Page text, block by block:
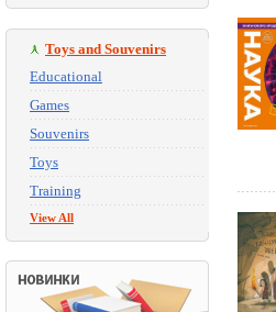
Toys and Souvenirs
Educational
Games
Souvenirs
Toys
Training
View All